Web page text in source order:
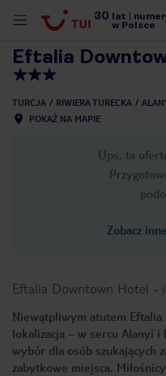
30 lat numer
w Polsce
Eftalia
TURCJA RIWIERA TURECKA
POKAŻ NA MAPIE
Ups, ta
Zobacz
Eftalia Downtown Hotel -
Niewątpliwym atutem
lokalizacja – w sercu Alanyi i
wybór dla osób szukających
zabytkowe miejsca.